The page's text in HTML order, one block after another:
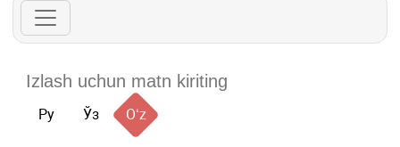
Ру Ўз Oʻz